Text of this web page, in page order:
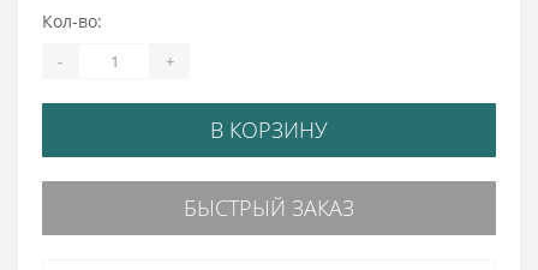
Кол-во:
- +
В КОРЗИНУ
БЫСТРЫЙ ЗАКАЗ